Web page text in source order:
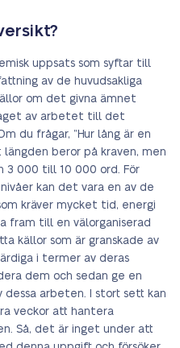
uppsats som syftar till
av de huvudsakliga
om det givna ämnet
av arbetet till det
du frågar, ”Hur lång är en
beror på kraven, men
3 000 till 10 000 ord. För
kan det vara en av de
kräver mycket tid, energi
fram till en välorganiserad
källor som är granskade av
i termer av deras
dem och sedan ge en
dessa arbeten. I stort sett kan
veckor att hantera
Så, det är inget under att